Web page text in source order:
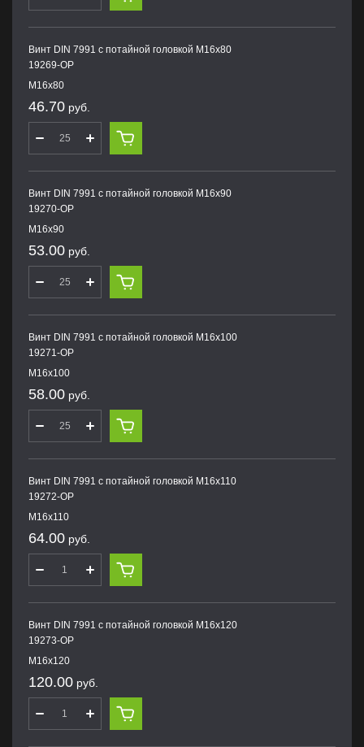
Винт DIN 7991 с потайной головкой M16х80
19269-OP
M16х80
46.70 руб.
Винт DIN 7991 с потайной головкой M16х90
19270-OP
M16х90
53.00 руб.
Винт DIN 7991 с потайной головкой M16х100
19271-OP
M16х100
58.00 руб.
Винт DIN 7991 с потайной головкой M16х110
19272-OP
M16х110
64.00 руб.
Винт DIN 7991 с потайной головкой M16х120
19273-OP
M16х120
120.00 руб.